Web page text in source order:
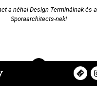
a néhai Design Terminálnak és a
Sporaarchitects-nek!